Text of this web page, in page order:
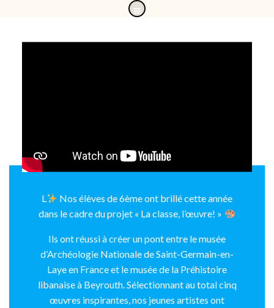
Aller
au
L
Nos élèves de 6ème ont brillé cette année
dans le cadre du projet « La classe, l’œuvre! »
Ils ont réussi à créer un pont entre le musée
d’Archéologie Nationale de Saint-Germain-en-
Laye en France et le musée de la Préhistoire
libanaise à Beyrouth. Sélectionnant au total cinq
œuvres inspirantes, nos jeunes artistes ont